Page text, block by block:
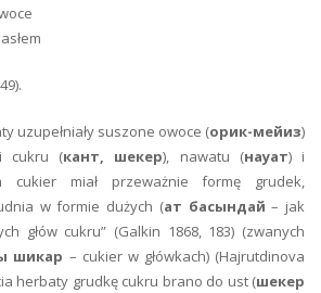
uzupełniały suszone owoce (орик-мейиз)
cukru (кант, шекер), nawatu (науат) i
cukier miał przeważnie formę grudek,
w formie dużych (ат басындай – jak
głów cukru” (Galkin 1868, 183) (zwanych
шикар – cukier w główkach) (Hajrutdinova
herbaty grudkę cukru brano do ust (шекер